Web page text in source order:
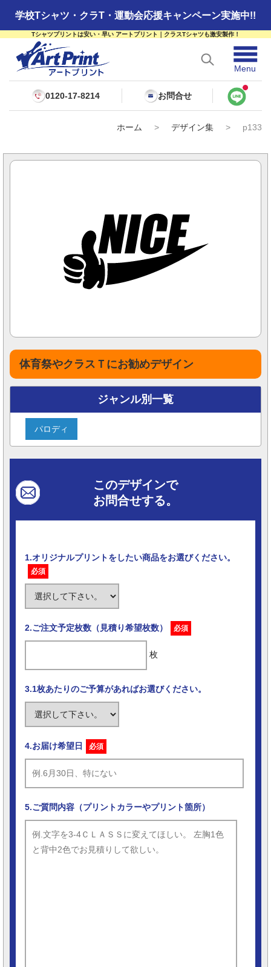
学校Tシャツ・クラT・運動会応援キャンペーン実施中!!
Tシャツプリントは安い・早い アートプリント｜クラスTシャツも激安製作！
☰
Menu
0120-17-8214 お問合せ
ホーム > デザイン集 > p133
体育祭やクラスＴにお勧めデザイン
ジャンル別一覧
パロディ
このデザインで
お問合せする。
1.オリジナルプリントをしたい商品をお選びください。
必須
2.ご注文予定枚数（見積り希望枚数） 必須
枚
3.1枚あたりのご予算があればお選びください。
4.お届け希望日 必須
5.ご質問内容（プリントカラーやプリント箇所）